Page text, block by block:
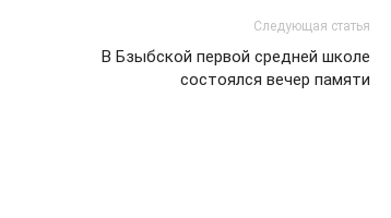
Следующая статья
В Бзыбской первой средней школе
состоялся вечер памяти